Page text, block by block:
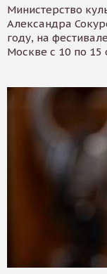
Министерство
Александра
году, на
Москве с 10 по 15